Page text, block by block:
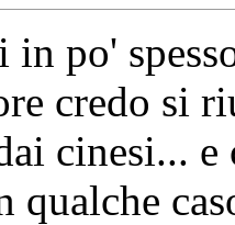
in po'
credo si
cinesi... e
qualche